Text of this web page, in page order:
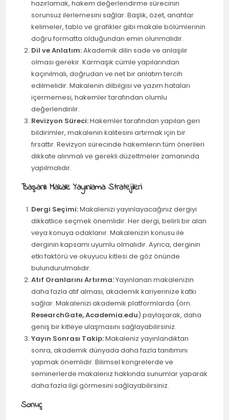
hazırlamak, hakem değerlendirme sürecinin
sorunsuz ilerlemesini sağlar. Başlık, özet, anahtar
kelimeler, tablo ve grafikler gibi makale bölümlerinin
doğru formatta olduğundan emin olunmalıdır.
Dil ve Anlatım:Akademik dilin sade ve anlaşılır
olması gerekir. Karmaşık cümle yapılarından
kaçınılmalı, doğrudan ve net bir anlatım tercih
edilmelidir. Makalenin dilbilgisi ve yazım hataları
içermemesi, hakemler tarafından olumlu
değerlendirilir.
Revizyon Süreci:Hakemler tarafından yapılan geri
bildirimler, makalenin kalitesini artırmak için bir
fırsattır. Revizyon sürecinde hakemlerin tüm önerileri
dikkate alınmalı ve gerekli düzeltmeler zamanında
yapılmalıdır.
Başarılı Makale Yayınlama Stratejileri
Dergi Seçimi:Makalenizi yayınlayacağınız dergiyi
dikkatlice seçmek önemlidir. Her dergi, belirli bir alan
veya konuya odaklanır. Makalenizin konusu ile
derginin kapsamı uyumlu olmalıdır. Ayrıca, derginin
etki faktörü ve okuyucu kitlesi de göz önünde
bulundurulmalıdır.
Atıf Oranlarını Artırma:Yayınlanan makalenizin
daha fazla atıf alması, akademik kariyerinize katkı
sağlar. Makalenizi akademik platformlarda (örn.
ResearchGate, Academia.edu) paylaşarak, daha
geniş bir kitleye ulaşmasını sağlayabilirsiniz.
Yayın Sonrası Takip:Makaleniz yayınlandıktan
sonra, akademik dünyada daha fazla tanıtımını
yapmak önemlidir. Bilimsel kongrelerde ve
seminerlerde makaleniz hakkında sunumlar yaparak
daha fazla ilgi görmesini sağlayabilirsiniz.
Sonuç